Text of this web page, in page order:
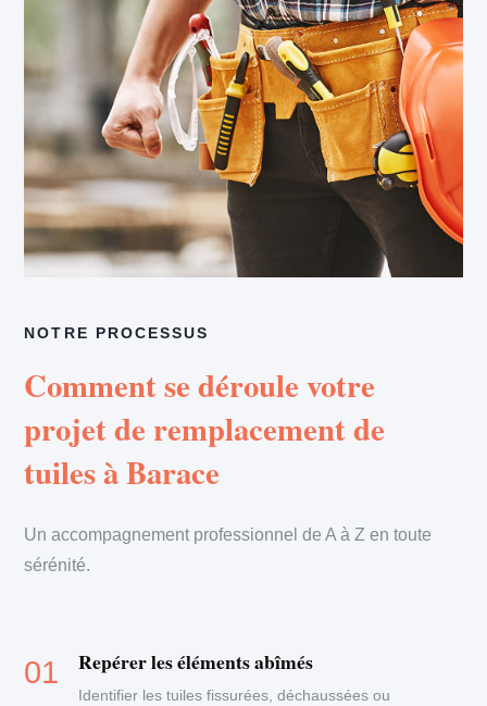
NOTRE PROCESSUS
Comment se déroule votre
projet de remplacement de
tuiles à Barace
Un accompagnement professionnel de A à Z en toute
sérénité.
Repérer les éléments abîmés
Identifier les tuiles fissurées, déchaussées ou